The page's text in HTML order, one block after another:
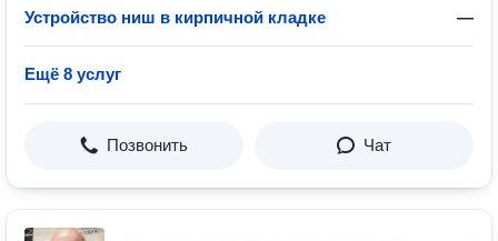
Устройство ниш в кирпичной кладке —
Ещё 8 услуг
Позвонить Чат